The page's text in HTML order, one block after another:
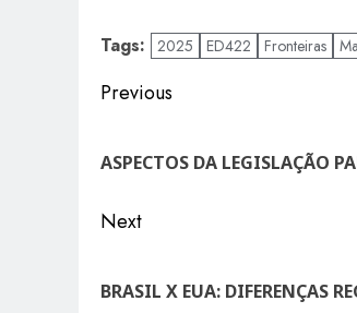
Tags: 2025 ED422 Fronteiras
Post
Previous
post:
ASPECTOS DA LEGISLAÇÃO
Next
post:
BRASIL X EUA: DIFERENÇAS